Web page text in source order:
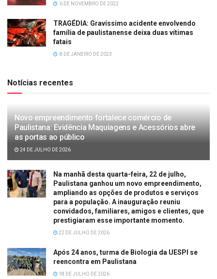
6 DE NOVEMBRO DE 2022
TRAGÉDIA: Gravíssimo acidente envolvendo
família de paulistanense deixa duas vítimas
fatais
8 DE JANEIRO DE 2023
Notícias recentes
Novo empreendimento fortalece comércio de
Paulistana: Evidência Maquiagens e Acessórios abre
as portas ao público
24 DE JULHO DE 2026
Na manhã desta quarta-feira, 22 de julho,
Paulistana ganhou um novo empreendimento,
ampliando as opções de produtos e serviços
para a população. A inauguração reuniu
convidados, familiares, amigos e clientes, que
prestigiaram esse importante momento.
22 DE JULHO DE 2026
Após 24 anos, turma de Biologia da UESPI se
reencontra em Paulistana
18 DE JULHO DE 2026